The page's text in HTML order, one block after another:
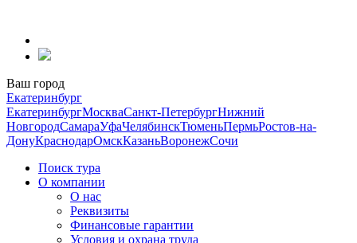
содержанию
Ваш город
Екатеринбург
ЕкатеринбургМоскваСанкт-ПетербургНижний
НовгородСамараУфаЧелябинскТюменьПермьРостов-на-
ДонуКраснодарОмскКазаньВоронежСочи
Поиск тура
О компании
О нас
Реквизиты
Финансовые гарантии
Условия и охрана труда